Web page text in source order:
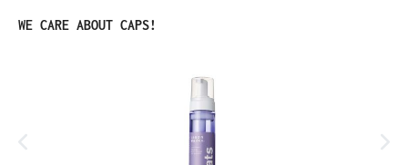
Omitir la galería de productos
WE CARE ABOUT CAPS!